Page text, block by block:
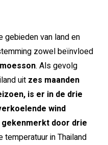
gebieden van land en
zowel beïnvloed
. Als gevolg
uit zes maanden
is er in de drie
wind
door drie
temperatuur in Thailand